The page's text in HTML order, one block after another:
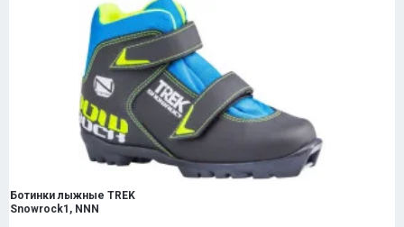
Ботинки лыжные TREK
Snowrock1, NNN